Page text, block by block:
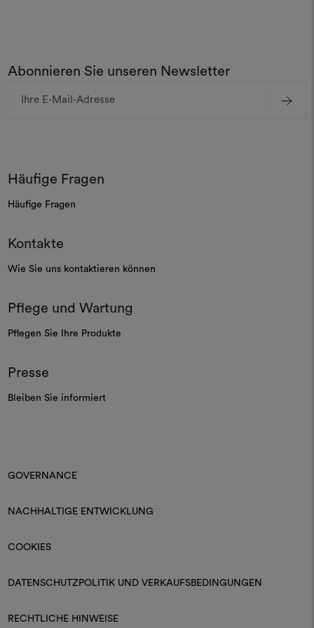
Abonnieren Sie unseren Newsletter
Mail-
Häufige Fragen
Häufige Fragen
Kontakte
Wie Sie uns kontaktieren können
Pflege und Wartung
Pflegen Sie Ihre Produkte
Presse
Bleiben Sie informiert
GOVERNANCE
NACHHALTIGE ENTWICKLUNG
COOKIES
DATENSCHUTZPOLITIK UND VERKAUFSBEDINGUNGEN
RECHTLICHE HINWEISE